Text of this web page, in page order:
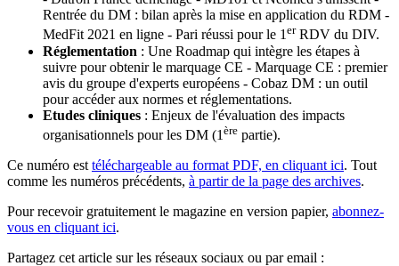
Rentrée du DM : bilan après la mise en application du RDM -
MedFit 2021 en ligne - Pari réussi pour le 1erRDV du DIV.
Réglementation : Une Roadmap qui intègre les étapes à
suivre pour obtenir le marquage CE - Marquage CE : premier
avis du groupe d'experts européens - Cobaz DM : un outil
pour accéder aux normes et réglementations.
Etudes cliniques : Enjeux de l'évaluation des impacts
organisationnels pour les DM (1 ère partie).
Ce numéro est téléchargeable au format PDF, en cliquant ici. Tout
comme les numéros précédents, à partir de la page des archives.
Pour recevoir gratuitement le magazine en version papier, abonnez-
vous en cliquant ici.
Partagez cet article sur les réseaux sociaux ou par email :